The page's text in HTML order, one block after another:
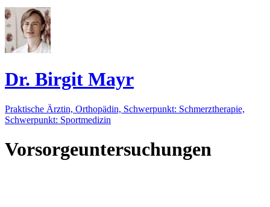
Dr. Birgit Mayr
Praktische Ärztin, Orthopädin, Schwerpunkt: Schmerztherapie,
Schwerpunkt: Sportmedizin
Vorsorgeuntersuchungen